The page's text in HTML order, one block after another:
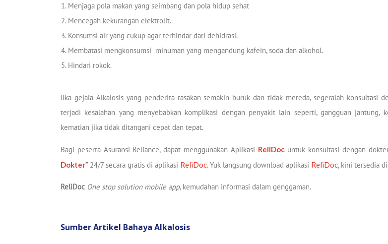
Menjaga pola makan yang seimbang dan pola hidup sehat
Mencegah kekurangan elektrolit.
Konsumsi air yang cukup agar terhindar dari dehidrasi.
Membatasi mengkonsumsi minuman yang mengandung kafein, soda dan alkohol.
Hindari rokok.
Jika gejala Alkalosis yang penderita rasakan semakin buruk dan tidak mereda, segeralah
terjadi kesalahan yang menyebabkan komplikasi dengan penyakit lain seperti, gangguan jantung,
kematian jika tidak ditangani cepat dan tepat.
Bagi peserta Asuransi Reliance, dapat menggunakan Aplikasi ReliDocuntuk konsultasi dengan
Dokter” 24/7 secara gratis di aplikasi ReliDoc. Yuk langsung download aplikasi ReliDoc, kini tersedia di
ReliDoc One stop solution mobile app, kemudahan informasi dalam genggaman.
Sumber Artikel Bahaya Alkalosis